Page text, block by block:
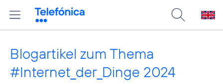
Blogartikel zum Thema
#Internet_der_Dinge 2024